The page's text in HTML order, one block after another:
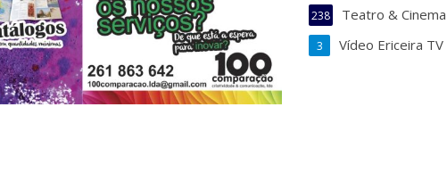
Teatro & Cinema
238
Vídeo Ericeira TV
3